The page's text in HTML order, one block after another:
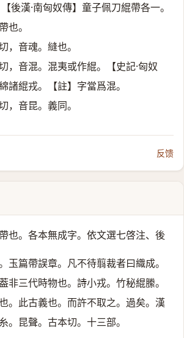
【後漢·南匈奴傳】童子佩刀緄帶各一。
也。
，音魂。縫也。
，音混。混夷或作緄。【史記·匈奴
諸緄戎。【註】字當爲混。
，音昆。義同。
反馈
也。 各本無成字。依文選七啓注、後
玉篇帶誤章。凡不待翦裁者曰織成。
非三代時物也。詩小戎。竹秘緄縢。
。此古義也。而許不取之。過矣。漢
。昆聲。 古本切。十三部。